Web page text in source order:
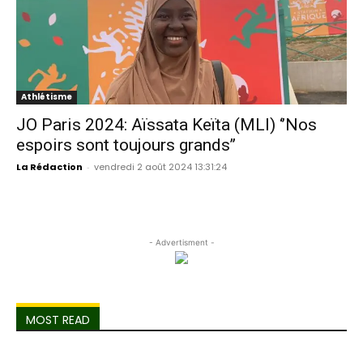
Athlétisme
JO Paris 2024: Aïssata Keïta (MLI) ‘’Nos
espoirs sont toujours grands’’
La Rédaction - vendredi 2 août 2024 13:31:24
- Advertisment -
MOST READ